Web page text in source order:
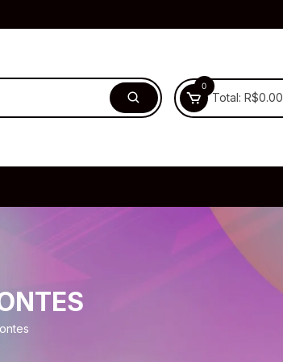
0
Total: R$0.00